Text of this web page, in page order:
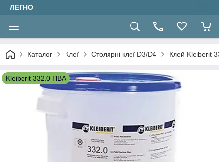
ЛЕГНО
Каталог Клеї Столярні клеї D3/D4 Клей Kleiberit
Kleiberit 332.0 ПВА